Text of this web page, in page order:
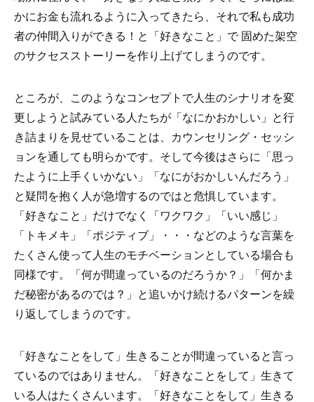
かにお金も流れるように入ってきたら、それで私も成功
者の仲間入りができる！と「好きなこと」で 固めた架空
のサクセスストーリーを作り上げてしまうのです。
ところが、このようなコンセプトで人生のシナリオを変
更しようと試みている人たちが「なにかおかしい」と行
き詰まりを見せていることは、カウンセリング・セッシ
ョンを通しても明らかです。そして今後はさらに「思っ
たように上手くいかない」「なにがおかしいんだろう」
と疑問を抱く人が急増するのではと危惧しています。
「好きなこと」だけでなく「ワクワク」「いい感じ」
「トキメキ」「ポジティブ」・・・などのような言葉を
たくさん使って人生のモチベーションとしている場合も
同様です。「何が間違っているのだろうか？」「何かま
だ秘密があるのでは？」と追いかけ続けるパターンを繰
り返してしまうのです。
「好きなことをして」生きることが間違っていると言っ
ているのではありません。「好きなことをして」生きて
いる人はたくさんいます。「好きなことをして」生きる